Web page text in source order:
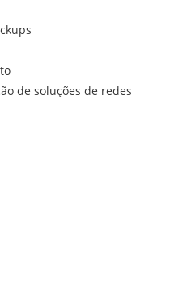
de soluções de redes